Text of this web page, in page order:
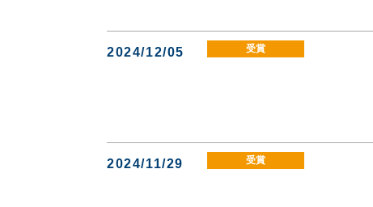
2024/12/05 受賞
2024/11/29 受賞